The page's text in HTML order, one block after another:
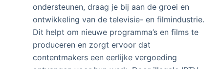
ondersteunen, draag je bij aan de groei en
ontwikkeling van de televisie- en filmindustrie.
Dit helpt om nieuwe programma’s en films te
produceren en zorgt ervoor dat
contentmakers een eerlijke vergoeding